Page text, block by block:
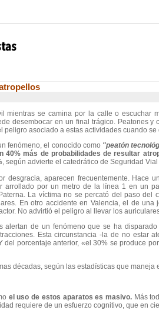
mientras se camina por la calle o escuchar
desembocar en un final trágico. Peatones
peligro asociado a estas actividades cuando
fenómeno, el conocido como "peatón
40% más de probabilidades de resultar
según advierte el catedrático de Seguridad
desgracia, aparecen frecuentemente. Hace
arrollado por un metro de la línea 1 en un
La víctima no se percató del paso del
En otro accidente en Valencia, el de
No advirtió el peligro al llevar los
alertan de un fenómeno que se ha
Esta circunstancia -la de no estar
del porcentaje anterior, «el 30% se produce
décadas, según las estadísticas que maneja
el uso de estos aparatos es masivo.Más
requiere de un esfuerzo cognitivo, que en